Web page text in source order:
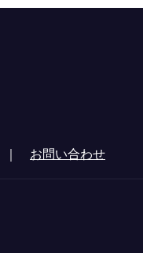
｜ お問い合わせ